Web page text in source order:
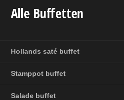
Alle Buffetten
Hollands saté buffet
Stamppot buffet
Salade buffet